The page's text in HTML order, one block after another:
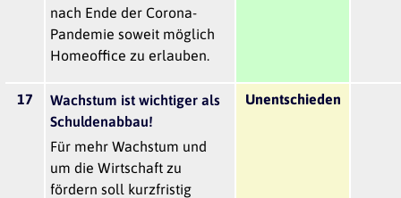
nach Ende der Corona-
Pandemie soweit möglich
Homeoffice zu erlauben.
17
Wachstum ist wichtiger als
Schuldenabbau!
Für mehr Wachstum und
um die Wirtschaft zu
fördern soll kurzfristig
Unentschieden